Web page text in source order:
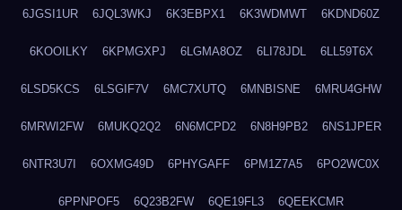
6JGSI1UR 6JQL3WKJ 6K3EBPX1 6K3WDMWT 6KDND60Z
6KOOILKY 6KPMGXPJ 6LGMA8OZ 6LI78JDL 6LL59T6X
6LSD5KCS 6LSGIF7V 6MC7XUTQ 6MNBISNE 6MRU4GHW
6MRWI2FW 6MUKQ2Q2 6N6MCPD2 6N8H9PB2 6NS1JPER
6NTR3U7I 6OXMG49D 6PHYGAFF 6PM1Z7A5 6PO2WC0X
6PPNPOF5 6Q23B2FW 6QE19FL3 6QEEKCMR